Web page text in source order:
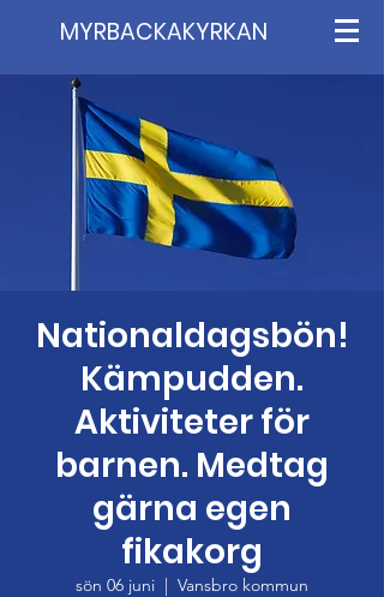
MYRBACKAKYRKAN
Nationaldagsbön!
Kämpudden.
Aktiviteter för
barnen. Medtag
gärna egen
fikakorg
sön 06 juni
  |
Vansbro kommun